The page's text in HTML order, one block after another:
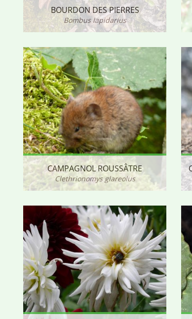
BOURDON DES PIERRES
Bombus lapidarius
CAMPAGNOL ROUSSÂTRE
Clethrionomys glareolus